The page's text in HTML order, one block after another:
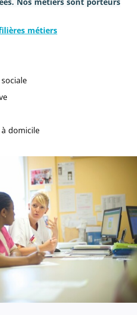
Nos métiers sont porteurs
métiers
domicile